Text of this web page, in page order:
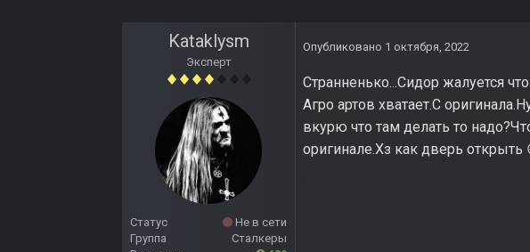
Kataklysm
Эксперт
Статус
Не в сети
Группа
Сталкеры
Опубликовано 1 октября, 2022
Странненько...Сидор жалуется
Агро артов хватает.С
вкурю что там делать то
оригинале.Хз как дверь открыть